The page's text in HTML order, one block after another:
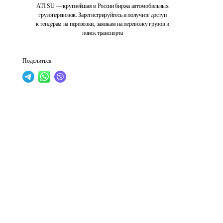
ATI.SU — крупнейшая в России биржа автомобильных
грузоперевозок. Зарегистрируйтесь и получите доступ
к тендерам на перевозки, заявкам на перевозку грузов и
поиск транспорта
Поделиться